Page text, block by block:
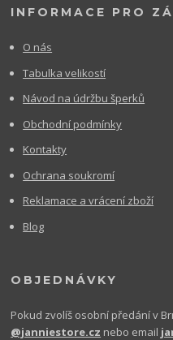
INFORMACE PRO
O nás
Tabulka velikostí
Návod na údržbu šperků
Obchodní podmínky
Kontakty
Ochrana soukromí
Reklamace a vrácení zboží
Blog
OBJEDNÁVKY
Pokud zvolíš osobní předání v
@janniestore.cz nebo email